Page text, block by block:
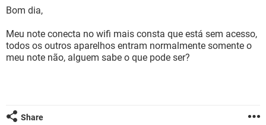
INSTAGRAM
OUTLOOK
INSTAGRAM GMAIL
GUIA DE COMPRAS
JOGOS
OUTLOOK EXCEL
GMAIL
Bom dia,
Meu note conecta no wifi mais consta que está sem acesso,
todos os outros aparelhos entram normalmente somente o
meu note não, alguem sabe o que pode ser?
Share